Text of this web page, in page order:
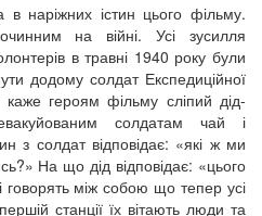
наріжних істин цього фільму.
на війні. Усі зусилля
в травні 1940 року були
додому солдат Експедиційної
героям фільму сліпий дід-
солдатам чай і
з солдат відповідає: «які ж ми
На що дід відповідає: «цього
говорять між собою що тепер усі
станції їх вітають люди та